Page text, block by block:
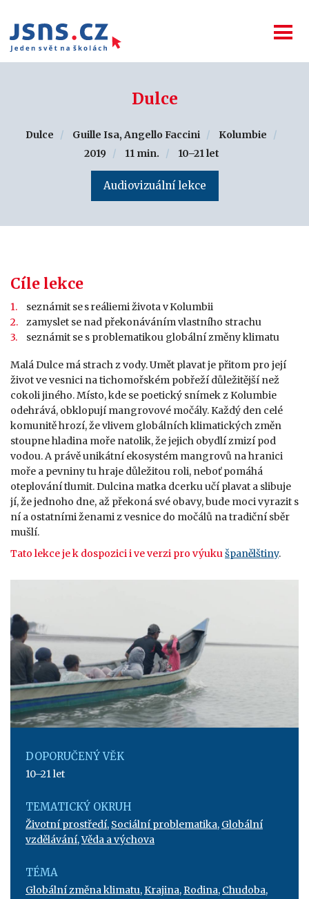
Dulce
Dulce Guille Isa, Angello Faccini
Kolumbie
2019
11 min. 10–21 let
Audiovizuální lekce
Cíle lekce
seznámit se s reáliemi života v Kolumbii
zamyslet se nad překonáváním vlastního strachu
seznámit se s problematikou globální změny klimatu
Malá Dulce má strach z vody. Umět plavat je přitom pro její
život ve vesnici na tichomořském pobřeží důležitější než
cokoli jiného. Místo, kde se poetický snímek z Kolumbie
odehrává, obklopují mangrovové močály. Každý den celé
komunitě hrozí, že vlivem globálních klimatických změn
stoupne hladina moře natolik, že jejich obydlí zmizí pod
vodou. A právě unikátní ekosystém mangrovů na hranici
moře a pevniny tu hraje důležitou roli, neboť pomáhá
oteplování tlumit. Dulcina matka dcerku učí plavat a slibuje
jí, že jednoho dne, až překoná své obavy, bude moci vyrazit s
ní a ostatními ženami z vesnice do močálů na tradiční sběr
mušlí.
Tato lekce je k dospozici i ve verzi pro výukušpanělštiny.
DOPORUČENÝ VĚK
10–21 let
TEMATICKÝ OKRUH
Životní prostředí, Sociální problematika, Globální
vzdělávání,Věda a výchova
TÉMA
Globální změna klimatu,Krajina,Rodina, Chudoba,